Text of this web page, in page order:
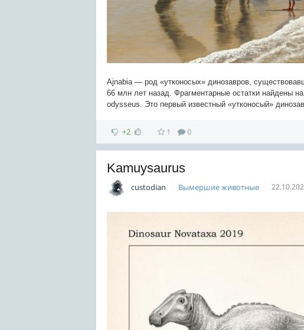
Ajnabia — род «утконосых» динозавров,
66 млн лет назад. Фрагментарные остатки найдены
odysseus. Это первый известный «утконосый»
+2 1 0
Kamuysaurus
custodian Вымершие животные